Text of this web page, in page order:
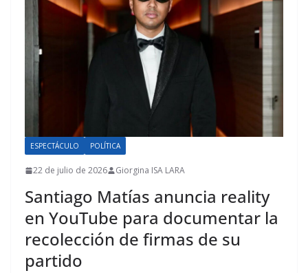
ESPECTÁCULO POLÍTICA
22 de julio de 2026 Giorgina ISA LARA
Santiago Matías anuncia reality
en YouTube para documentar la
recolección de firmas de su
partido